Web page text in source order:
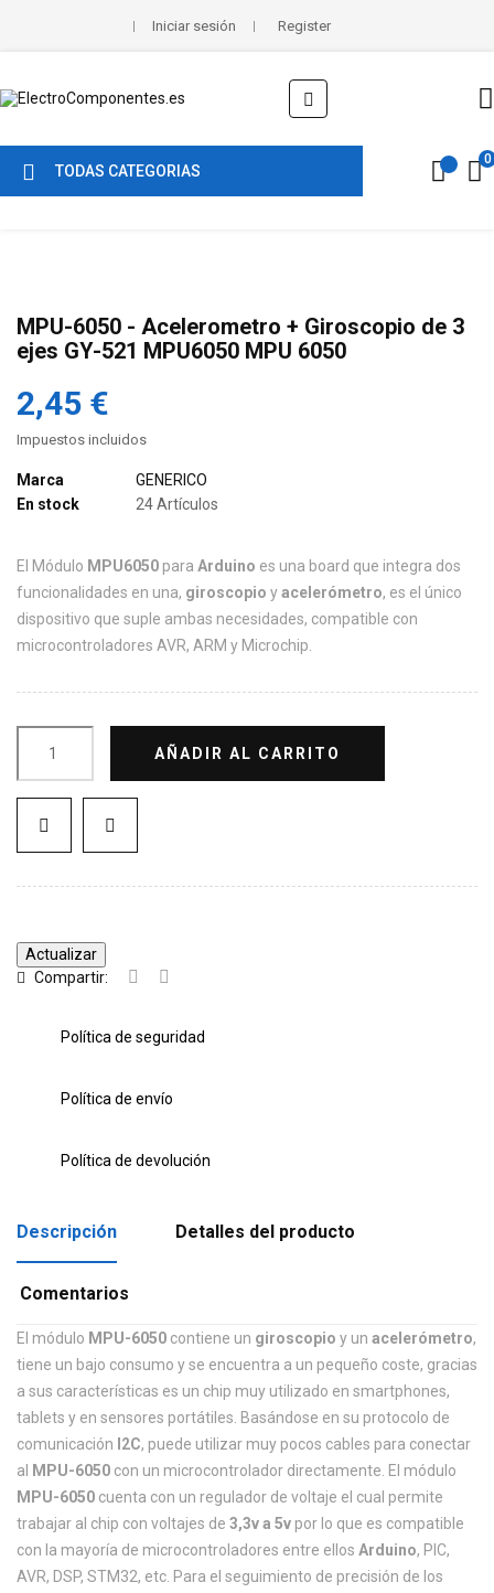
Iniciar sesión Register
Navegación
de
palanca
☰
TODAS CATEGORIAS
0
MPU-6050 - Acelerometro + Giroscopio de 3
ejes GY-521 MPU6050 MPU 6050
2,45 €
Impuestos incluidos
Marca
GENERICO
En stock
24 Artículos
El Módulo MPU6050 para Arduino es una board que integra dos
funcionalidades en una, giroscopio yacelerómetro, es el único
dispositivo que suple ambas necesidades, compatible con
microcontroladores AVR, ARM y Microchip.
AÑADIR AL CARRITO
Compartir:
Política de seguridad
Política de envío
Política de devolución
Descripción Detalles del producto
Comentarios
El módulo MPU-6050 contiene un giroscopio y un acelerómetro,
tiene un bajo consumo y se encuentra a un pequeño coste, gracias
a sus características es un chip muy utilizado en smartphones,
tablets y en sensores portátiles. Basándose en su protocolo de
comunicación I2C, puede utilizar muy pocos cables para conectar
al
MPU-6050 con un microcontrolador directamente. El módulo
MPU-6050 cuenta con un regulador de voltaje el cual permite
trabajar al chip con voltajes de 3,3v a 5v por lo que es compatible
con la mayoría de microcontroladores entre ellos Arduino, PIC,
AVR, DSP, STM32, etc. Para el seguimiento de precisión de los